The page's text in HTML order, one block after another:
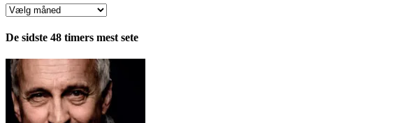
Anmeldelser
pr.
De sidste 48 timers mest sete